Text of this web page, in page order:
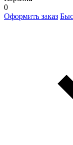
0
Оформить заказ